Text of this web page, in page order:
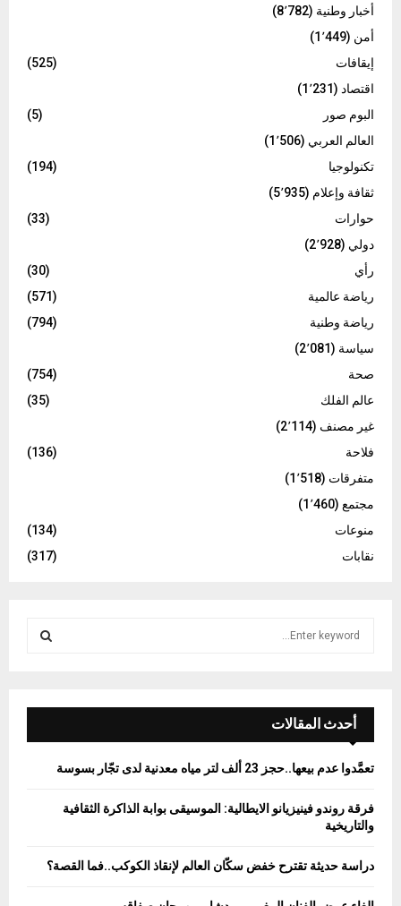
أخبار وطنية (8٬782)
أمن (1٬449)
إيقافات
(525)
اقتصاد (1٬231)
البوم صور
(5)
العالم العربي (1٬506)
تكنولوجيا
(194)
ثقافة وإعلام (5٬935)
حوارات
(33)
دولي (2٬928)
رأي
(30)
رياضة عالمية
(571)
رياضة وطنية
(794)
سياسة (2٬081)
صحة
(754)
عالم الفلك
(35)
غير مصنف (2٬114)
فلاحة
(136)
متفرقات (1٬518)
مجتمع (1٬460)
منوعات
(134)
نقابات
(317)
f
r
E
A
أحدث المقالات
تعمَّدوا عدم بيعها..حجز 23 ألف لتر مياه معدنية لدى تجّار بسوسة
فرقة روندو فينيزيانو الايطالية: الموسيقى بوابة الذاكرة الثقافية
والتاريخية
دراسة حديثة تقترح خفض سكّان العالم لإنقاذ الكوكب..فما القصة؟